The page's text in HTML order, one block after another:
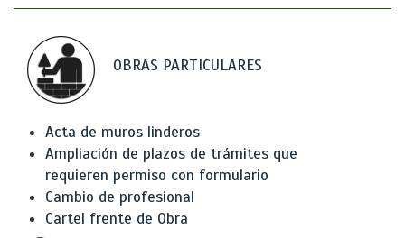
OBRAS PARTICULARES
Acta de muros linderos
Ampliación de plazos de trámites que
requieren permiso con formulario
Cambio de profesional
Cartel frente de Obra